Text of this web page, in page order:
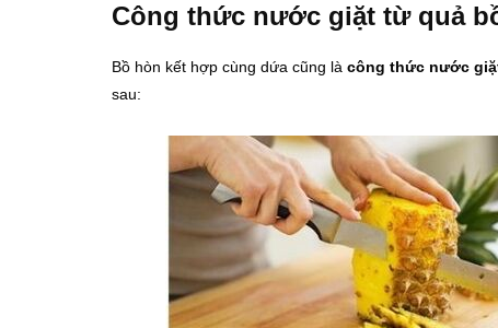
Công thức nước giặt từ quả
Bồ hòn kết hợp cùng dứa cũng là công thức nước
sau: